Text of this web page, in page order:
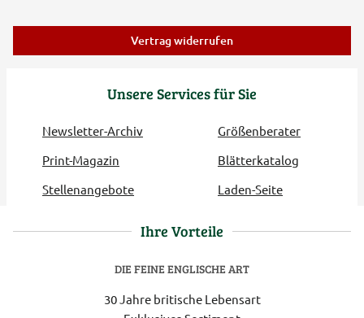
Unsere Services für Sie
Newsletter-Archiv
Größenberater
Print-Magazin
Blätterkatalog
Stellenangebote
Laden-Seite
Vertrag widerrufen
Ihre Vorteile
DIE FEINE ENGLISCHE ART
30 Jahre britische Lebensart